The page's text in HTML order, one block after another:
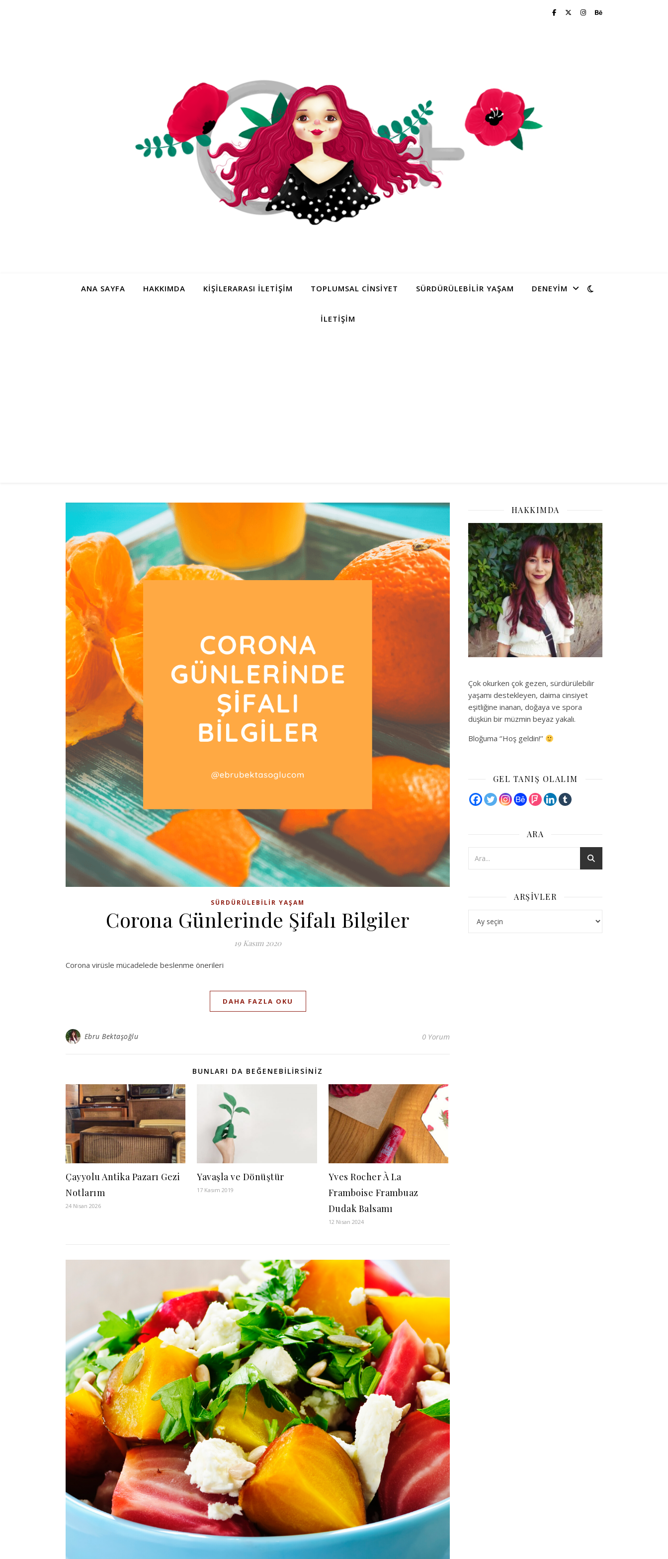
ANA SAYFA HAKKIMDA KIŞILERARASI İLETIŞIM TOPLUMSAL CINSIYET SÜRDÜRÜLEBILIR YAŞAM DENEYIM
İLETIŞIM
SÜRDÜRÜLEBILIR YAŞAM
Corona Günlerinde Şifalı Bilgiler
19 Kasım 2020
Corona virüsle mücadelede beslenme önerileri
DAHA FAZLA OKU
Ebru Bektaşoğlu 0 Yorum
BUNLARI DA BEĞENEBILIRSINIZ
Çayyolu Antika Pazarı Gezi
Notlarım
24 Nisan 2026
Yavaşla ve Dönüştür
17 Kasım 2019
Yves Rocher À La
Framboise Frambuaz
Dudak Balsamı
12 Nisan 2024
HAKKIMDA
Çok okurken çok gezen, sürdürülebilir
yaşamı destekleyen, daima cinsiyet
eşitliğine inanan, doğaya ve spora
düşkün bir müzmin beyaz yakalı.
Bloğuma ‘’Hoş geldin!’’
GEL TANIŞ OLALIM
ARA
ARŞIVLER